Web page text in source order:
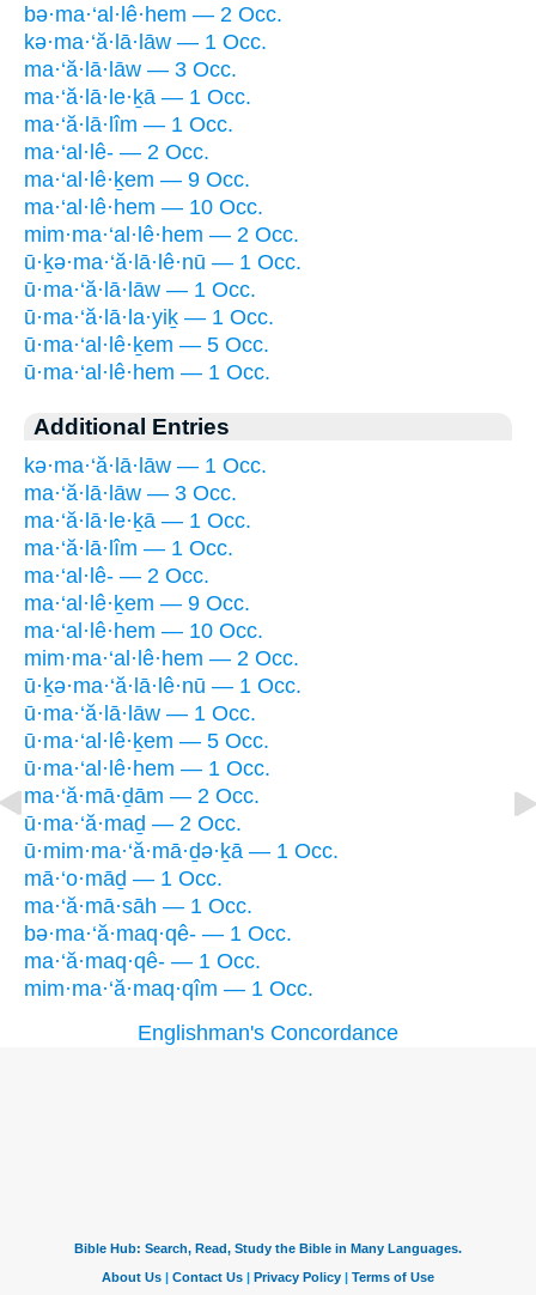
bə·ma·‘al·lê·hem — 2 Occ.
kə·ma·‘ă·lā·lāw — 1 Occ.
ma·‘ă·lā·lāw — 3 Occ.
ma·‘ă·lā·le·ḵā — 1 Occ.
ma·‘ă·lā·lîm — 1 Occ.
ma·‘al·lê- — 2 Occ.
ma·‘al·lê·ḵem — 9 Occ.
ma·‘al·lê·hem — 10 Occ.
mim·ma·‘al·lê·hem — 2 Occ.
ū·ḵə·ma·‘ă·lā·lê·nū — 1 Occ.
ū·ma·‘ă·lā·lāw — 1 Occ.
ū·ma·‘ă·lā·la·yiḵ — 1 Occ.
ū·ma·‘al·lê·ḵem — 5 Occ.
ū·ma·‘al·lê·hem — 1 Occ.
Additional Entries
kə·ma·‘ă·lā·lāw — 1 Occ.
ma·‘ă·lā·lāw — 3 Occ.
ma·‘ă·lā·le·ḵā — 1 Occ.
ma·‘ă·lā·lîm — 1 Occ.
ma·‘al·lê- — 2 Occ.
ma·‘al·lê·ḵem — 9 Occ.
ma·‘al·lê·hem — 10 Occ.
mim·ma·‘al·lê·hem — 2 Occ.
ū·ḵə·ma·‘ă·lā·lê·nū — 1 Occ.
ū·ma·‘ă·lā·lāw — 1 Occ.
ū·ma·‘al·lê·ḵem — 5 Occ.
ū·ma·‘al·lê·hem — 1 Occ.
ma·‘ă·mā·ḏām — 2 Occ.
ū·ma·‘ă·maḏ — 2 Occ.
ū·mim·ma·‘ă·mā·ḏə·ḵā — 1 Occ.
mā·‘o·māḏ — 1 Occ.
ma·‘ă·mā·sāh — 1 Occ.
bə·ma·‘ă·maq·qê- — 1 Occ.
ma·‘ă·maq·qê- — 1 Occ.
mim·ma·‘ă·maq·qîm — 1 Occ.
Englishman's Concordance